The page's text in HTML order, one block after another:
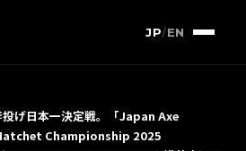
JP/EN
げ日本一決定戦。「Japan Axe
Championship 2025